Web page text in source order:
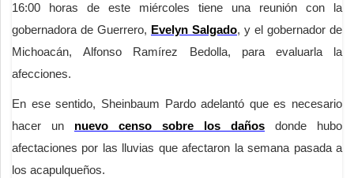
16:00 horas de este miércoles tiene una reunión con la
gobernadora de Guerrero, Evelyn Salgado, y el gobernador de
Michoacán, Alfonso Ramírez Bedolla, para evaluarla la
afecciones.
En ese sentido, Sheinbaum Pardo adelantó que es necesario
hacer un nuevo censo sobre los daños donde hubo
afectaciones por las lluvias que afectaron la semana pasada a
los acapulqueños.